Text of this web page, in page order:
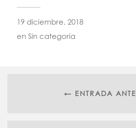
19 diciembre, 2018
en Sin categoría
← ENTRADA